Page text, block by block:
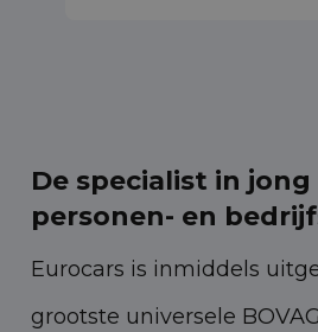
De specialist in
personen- en
Eurocars is inmiddels
grootste universele